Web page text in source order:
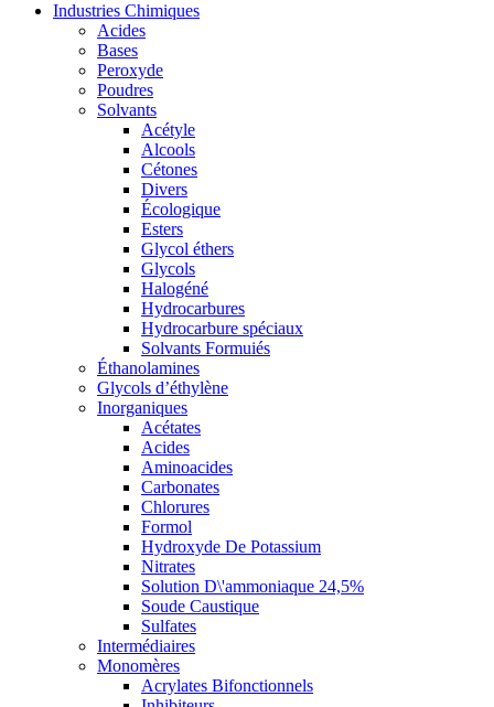
Industries Chimiques
Acides
Bases
Peroxyde
Poudres
Solvants
Acétyle
Alcools
Cétones
Divers
Écologique
Esters
Glycol éthers
Glycols
Halogéné
Hydrocarbures
Hydrocarbure spéciaux
Solvants Formuiés
Éthanolamines
Glycols d’éthylène
Inorganiques
Acétates
Acides
Aminoacides
Carbonates
Chlorures
Formol
Hydroxyde De Potassium
Nitrates
Solution D\'ammoniaque 24,5%
Soude Caustique
Sulfates
Intermédiaires
Monomères
Acrylates Bifonctionnels